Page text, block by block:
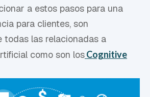
a estos pasos para una
para clientes, son
todas las relacionadas a
como son losCognitive